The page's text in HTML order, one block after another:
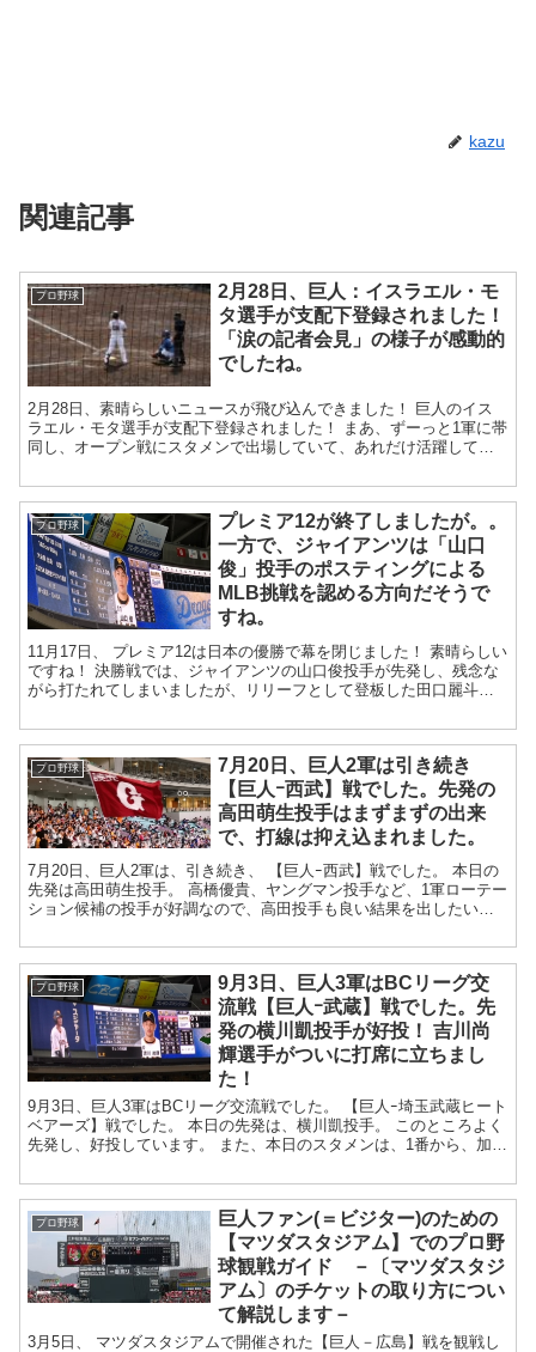
kazu
関連記事
プロ野球
2月28日、巨人：イスラエル・モ
タ選手が支配下登録されました！
「涙の記者会見」の様子が感動的
でしたね。
2月28日、素晴らしいニュースが飛び込んできました！ 巨人のイス
ラエル・モタ選手が支配下登録されました！ まあ、ずーっと1軍に帯
同し、オープン戦にスタメンで出場していて、あれだけ活躍してい
プロ野球
プレミア12が終了しましたが。。
一方で、ジャイアンツは「山口
俊」投手のポスティングによる
MLB挑戦を認める方向だそうで
すね。
11月17日、 プレミア12は日本の優勝で幕を閉じました！ 素晴らしい
ですね！ 決勝戦では、ジャイアンツの山口俊投手が先発し、残念な
がら打たれてしまいましたが、リリーフとして登板した田口麗斗、
プロ野球
7月20日、巨人2軍は引き続き
【巨人ｰ西武】戦でした。先発の
高田萌生投手はまずまずの出来
で、打線は抑え込まれました。
7月20日、巨人2軍は、引き続き、 【巨人ｰ西武】戦でした。 本日の
先発は高田萌生投手。 高橋優貴、ヤングマン投手など、1軍ローテー
ション候補の投手が好調なので、高田投手も良い結果を出したいと
プロ野球
9月3日、巨人3軍はBCリーグ交
流戦【巨人ｰ武蔵】戦でした。先
発の横川凱投手が好投！ 吉川尚
輝選手がついに打席に立ちまし
た！
9月3日、巨人3軍はBCリーグ交流戦でした。 【巨人ｰ埼玉武蔵ヒート
ベアーズ】戦でした。 本日の先発は、横川凱投手。 このところよく
先発し、好投しています。 また、本日のスタメンは、1番から、加
プロ野球
巨人ファン(＝ビジター)のための
【マツダスタジアム】でのプロ野
球観戦ガイド －〔マツダスタジ
アム〕のチケットの取り方につい
て解説します－
3月5日、 マツダスタジアムで開催された【巨人－広島】戦を観戦し